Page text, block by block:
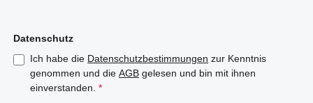
Datenschutz
Ich habe die Datenschutzbestimmungen zur Kenntnis
genommen und die AGB gelesen und bin mit ihnen
einverstanden. *